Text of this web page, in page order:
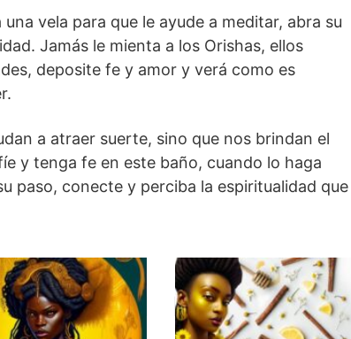
vela para que le ayude a meditar, abra su
Jamás le mienta a los Orishas, ellos
deposite fe y amor y verá como es
a atraer suerte, sino que nos brindan el
y tenga fe en este baño, cuando lo haga
paso, conecte y perciba la espiritualidad que